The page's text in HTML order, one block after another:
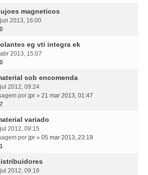
magneticos
2013, 16:00
0
eg vti integra ek
2013, 15:07
0
sob encomenda
2012, 09:24
por jpr » 21 mar 2013, 01:47
7
variado
2012, 09:15
por jpr » 05 mar 2013, 23:19
1
2012, 09:18